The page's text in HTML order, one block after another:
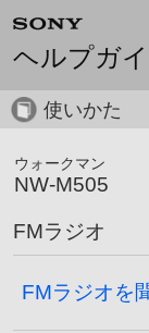
ヘルプガ
使いかた
ウォークマン
NW-M505
FMラジオ
FMラジオを